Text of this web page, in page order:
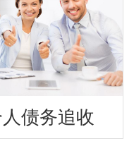
债务追收